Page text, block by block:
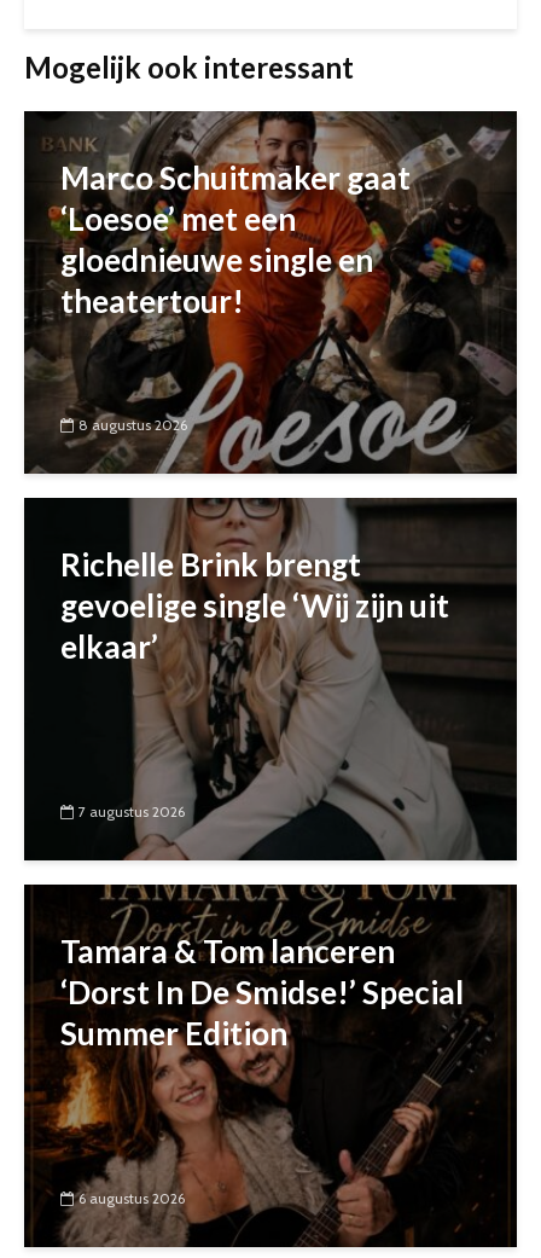
Mogelijk ook interessant
Marco Schuitmaker gaat
‘Loesoe’ met een
gloednieuwe single en
theatertour!
8 augustus 2026
Richelle Brink brengt
gevoelige single ‘Wij zijn uit
elkaar’
7 augustus 2026
Tamara & Tom lanceren
‘Dorst In De Smidse!’ Special
Summer Edition
6 augustus 2026